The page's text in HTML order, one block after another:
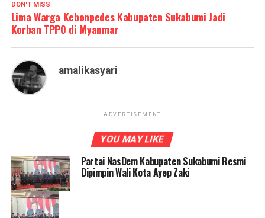
DON'T MISS
Lima Warga Kebonpedes Kabupaten Sukabumi Jadi
Korban TPPO di Myanmar
amalikasyari
ADVERTISEMENT
YOU MAY LIKE
Partai NasDem Kabupaten Sukabumi Resmi
Dipimpin Wali Kota Ayep Zaki